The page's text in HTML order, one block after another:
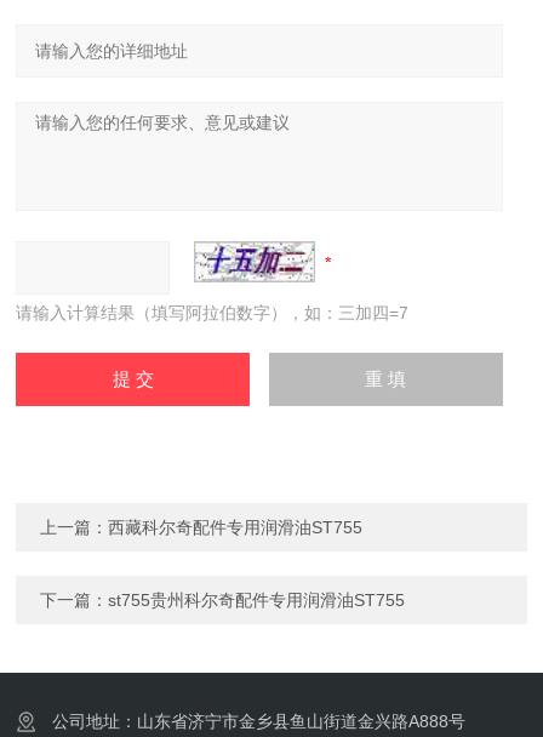
请输入计算结果（填写阿拉伯数字），如：三加四=7
上一篇：西藏科尔奇配件专用润滑油ST755
下一篇：st755贵州科尔奇配件专用润滑油ST755
公司地址：山东省济宁市金乡县鱼山街道金兴路A888号